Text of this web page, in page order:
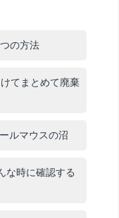
の方法
てまとめて廃棄
ルマウスの沼
な時に確認する